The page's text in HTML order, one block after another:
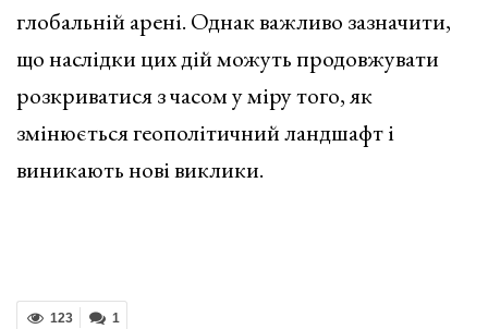
глобальній арені. Однак важливо зазначити,
що наслідки цих дій можуть продовжувати
розкриватися з часом у міру того, як
змінюється геополітичний ландшафт і
виникають нові виклики.
1
123